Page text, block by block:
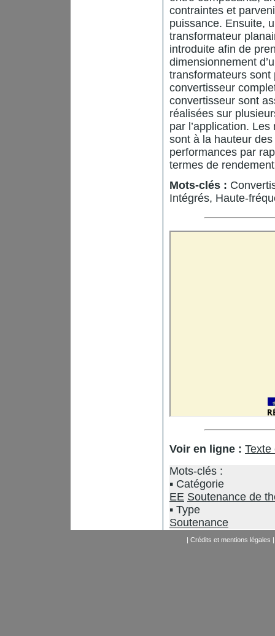
contraintes et
puissance. Ensuite,
transformateur
introduite afin de
dimensionnement
transformateurs
convertisseur
convertisseur sont
réalisées sur
par l’application.
sont à la hauteur
performances par
termes de
Mots-clés :
Intégrés, Haute-
Voir en ligne : Texte
Mots-clés :
Catégorie
EE Soutenance de
Type
Soutenance
| Crédits et mentions légales